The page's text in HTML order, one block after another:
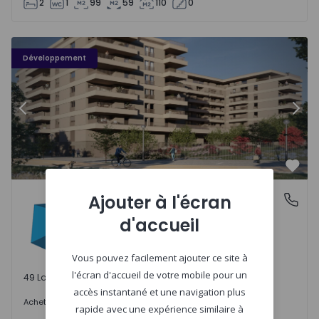
2 1 99 59 110 0
Développement
PLENO JARDIM - 3
Précédent
Águas Santas, PortoPLENO JARDIM
Águas Santas, Porto
49 Lots disponibles
Acheter 242.000 €
Ajouter à l'écran
d'accueil
Vous pouvez facilement ajouter ce site à
l'écran d'accueil de votre mobile pour un
accès instantané et une navigation plus
rapide avec une expérience similaire à